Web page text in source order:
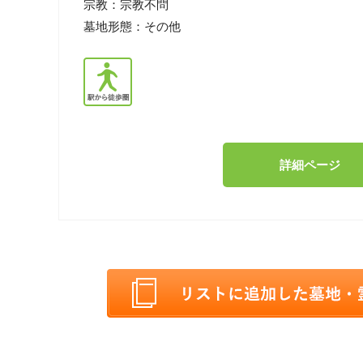
宗教： 宗教不問
墓地形態： その他
詳細ページ